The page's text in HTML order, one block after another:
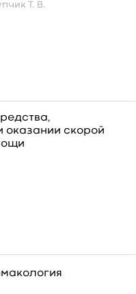
Т. В.
оказании скорой